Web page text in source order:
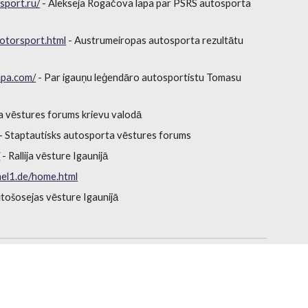
- Alekseja Rogačova lapa par PSRS autosporta
- Austrumeiropas autosporta rezultātu
- Par igauņu leģendāro autosportistu Tomasu
vēstures forums krievu valodā
- Staptautisks autosporta vēstures forums
- Rallija vēsture Igaunijā
home.html
vēsture Igaunijā